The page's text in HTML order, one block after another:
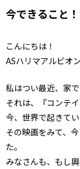
今できること！
こんにちは！
ASハリマアルビオ
私はつい最近、家
それは、『コンテ
今、世界で起きて
その映画をみて、
た。
みなさんも、もし